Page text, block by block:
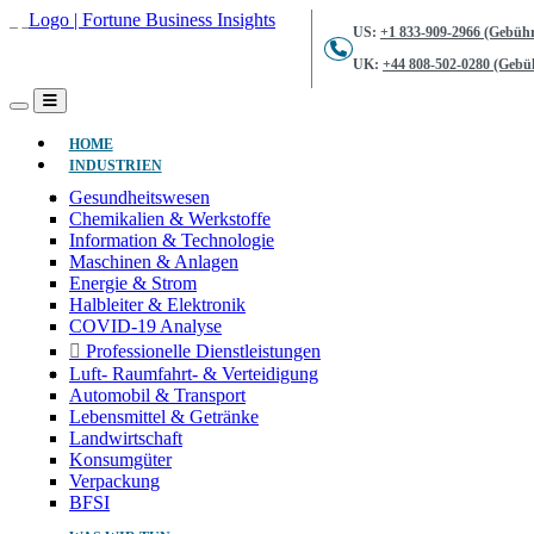
US: +1 833-909-2966
UK: +44 808-502-0280
HOME(AKTUELL)
INDUSTRIEN
Gesundheitswesen
Chemikalien & Werkstoffe
Information & Technologie
Maschinen & Anlagen
Energie & Strom
Halbleiter & Elektronik
COVID-19 Analyse
Professionelle Dienstleistungen
Luft- Raumfahrt- & Verteidigung
Automobil & Transport
Lebensmittel & Getränke
Landwirtschaft
Konsumgüter
Verpackung
BFSI